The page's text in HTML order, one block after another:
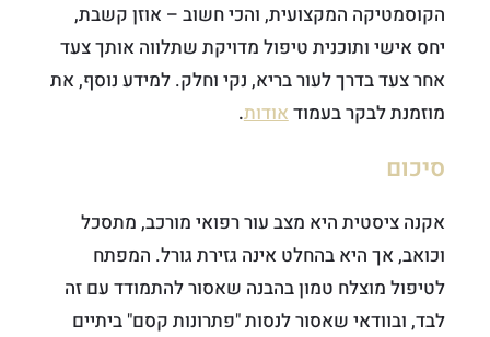
הקוסמטיקה המקצועית, והכי חשוב – אוזן קשבת,
יחס אישי ותוכנית טיפול מדויקת שתלווה אותך צעד
אחר צעד בדרך לעור בריא, נקי וחלק. למידע נוסף, את
מוזמנת לבקר בעמודאודות.
סיכום
אקנה ציסטית היא מצב עור רפואי מורכב, מתסכל
וכואב, אך היא בהחלט אינה גזירת גורל. המפתח
לטיפול מוצלח טמון בהבנה שאסור להתמודד עם זה
לבד, ובוודאי שאסור לנסות "פתרונות קסם" ביתיים